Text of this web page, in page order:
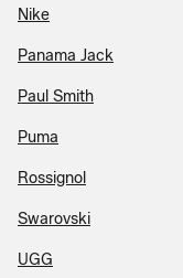
Nike
Panama Jack
Paul Smith
Puma
Rossignol
Swarovski
UGG